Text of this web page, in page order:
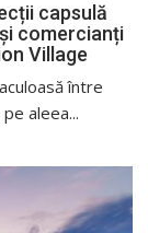
capsulă
comercianți
Village
între
aleea...